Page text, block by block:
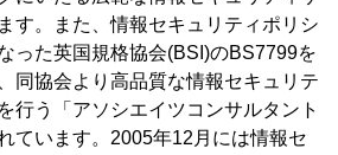
す。また、情報セキュリティポリシ
った英国規格協会(BSI)のBS7799を
同協会より高品質な情報セキュリテ
行う「アソシエイツコンサルタント
ています。2005年12月には情報セ